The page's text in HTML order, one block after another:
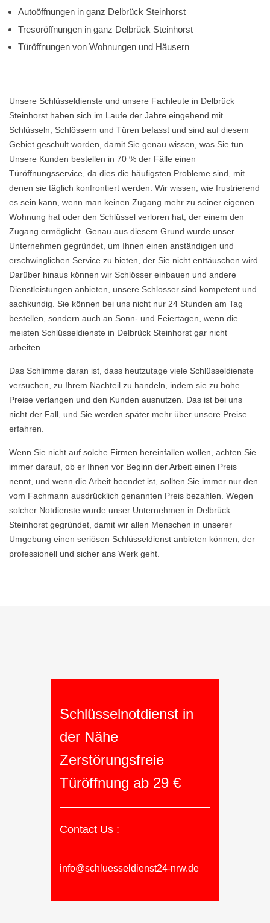
Autoöffnungen in ganz Delbrück Steinhorst
Tresoröffnungen in ganz Delbrück Steinhorst
Türöffnungen von Wohnungen und Häusern
Unsere Schlüsseldienste und unsere Fachleute in Delbrück
Steinhorst haben sich im Laufe der Jahre eingehend mit
Schlüsseln, Schlössern und Türen befasst und sind auf diesem
Gebiet geschult worden, damit Sie genau wissen, was Sie tun.
Unsere Kunden bestellen in 70 % der Fälle einen
Türöffnungsservice, da dies die häufigsten Probleme sind, mit
denen sie täglich konfrontiert werden. Wir wissen, wie frustrierend
es sein kann, wenn man keinen Zugang mehr zu seiner eigenen
Wohnung hat oder den Schlüssel verloren hat, der einem den
Zugang ermöglicht. Genau aus diesem Grund wurde unser
Unternehmen gegründet, um Ihnen einen anständigen und
erschwinglichen Service zu bieten, der Sie nicht enttäuschen wird.
Darüber hinaus können wir Schlösser einbauen und andere
Dienstleistungen anbieten, unsere Schlosser sind kompetent und
sachkundig. Sie können bei uns nicht nur 24 Stunden am Tag
bestellen, sondern auch an Sonn- und Feiertagen, wenn die
meisten Schlüsseldienste in Delbrück Steinhorst gar nicht
arbeiten.
Das Schlimme daran ist, dass heutzutage viele Schlüsseldienste
versuchen, zu Ihrem Nachteil zu handeln, indem sie zu hohe
Preise verlangen und den Kunden ausnutzen. Das ist bei uns
nicht der Fall, und Sie werden später mehr über unsere Preise
erfahren.
Wenn Sie nicht auf solche Firmen hereinfallen wollen, achten Sie
immer darauf, ob er Ihnen vor Beginn der Arbeit einen Preis
nennt, und wenn die Arbeit beendet ist, sollten Sie immer nur den
vom Fachmann ausdrücklich genannten Preis bezahlen. Wegen
solcher Notdienste wurde unser Unternehmen in Delbrück
Steinhorst gegründet, damit wir allen Menschen in unserer
Umgebung einen seriösen Schlüsseldienst anbieten können, der
professionell und sicher ans Werk geht.
Schlüsselnotdienst in
der Nähe
Zerstörungsfreie
Türöffnung ab 29 €
Contact Us :
info@schluesseldienst24-nrw.de